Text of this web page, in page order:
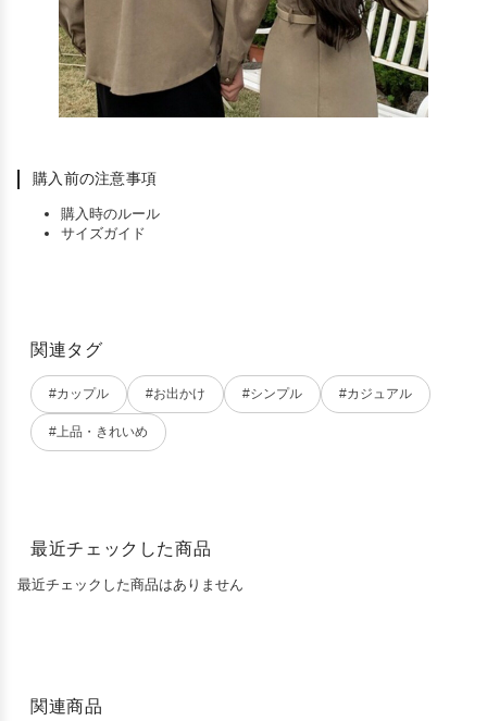
購入前の注意事項
購入時のルール
サイズガイド
関連タグ
#カップル #お出かけ #シンプル #カジュアル
#上品・きれいめ
最近チェックした商品
最近チェックした商品はありません
関連商品